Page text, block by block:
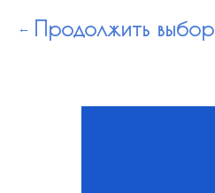
Продолжить выбор